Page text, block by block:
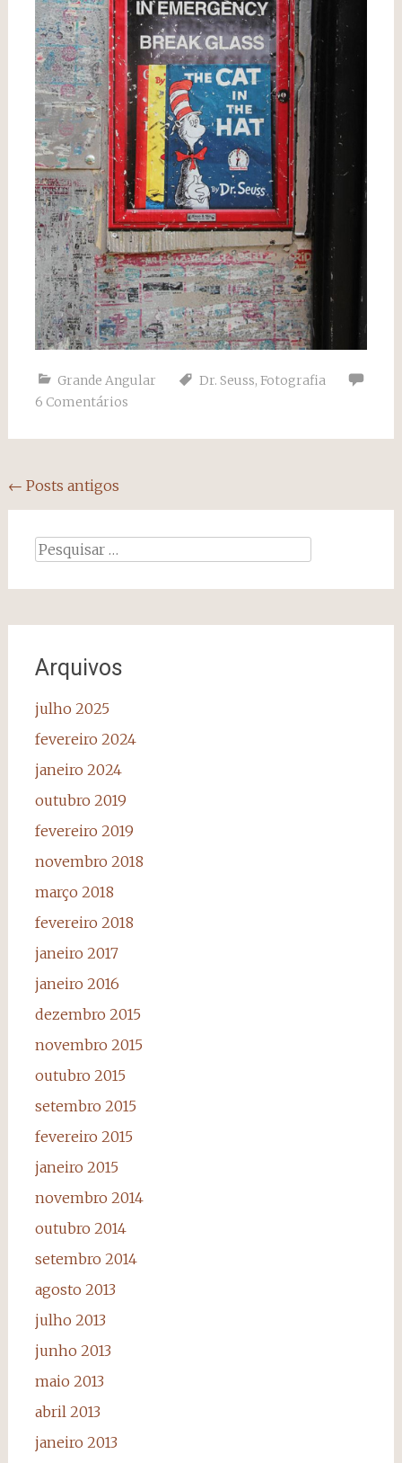
Grande Angular Dr. Seuss, Fotografia
6 Comentários
Navegação
dos
posts
← Posts antigos
Pesquisar
Arquivos
julho 2025
fevereiro 2024
janeiro 2024
outubro 2019
fevereiro 2019
novembro 2018
março 2018
fevereiro 2018
janeiro 2017
janeiro 2016
dezembro 2015
novembro 2015
outubro 2015
setembro 2015
fevereiro 2015
janeiro 2015
novembro 2014
outubro 2014
setembro 2014
agosto 2013
julho 2013
junho 2013
maio 2013
abril 2013
janeiro 2013